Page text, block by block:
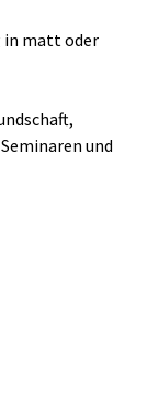
in matt oder
und